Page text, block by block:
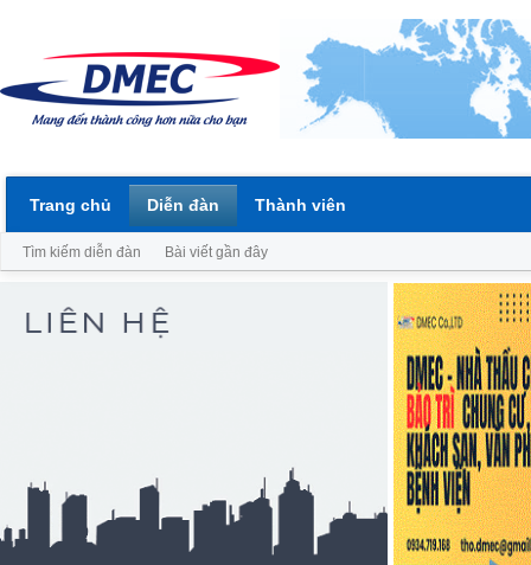
Trang chủ Diễn đàn
Tìm kiếm diễn đàn Bài viết gần đây
Thành viên